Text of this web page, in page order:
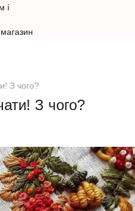
З чого?
З чого?